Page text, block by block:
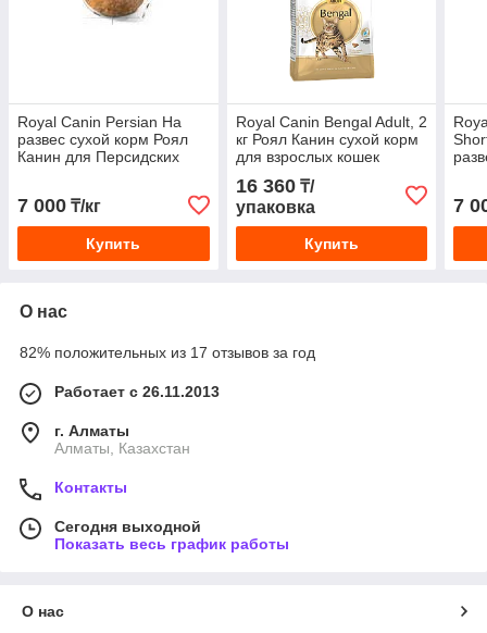
Royal Canin Persian На
развес сухой корм Роял
Канин для Персидских
7 000 ₸/кг
Купить
Royal Canin Bengal Adult, 2
кг Роял Канин сухой корм
для взрослых кошек
бенгальской породы
16 360₸/
упаковка
Купить
7
О нас
82% положительных из 17 отзывов за год
Работает с 26.11.2013
г. Алматы
Алматы, Казахстан
Контакты
Сегодня выходной
Показать весь график работы
О нас